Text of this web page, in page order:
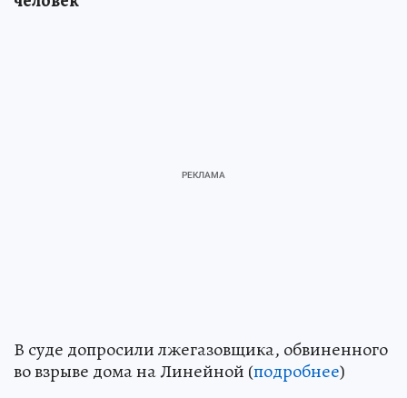
В суде допросили лжегазовщика, обвиненного
во взрыве дома на Линейной (подробнее)